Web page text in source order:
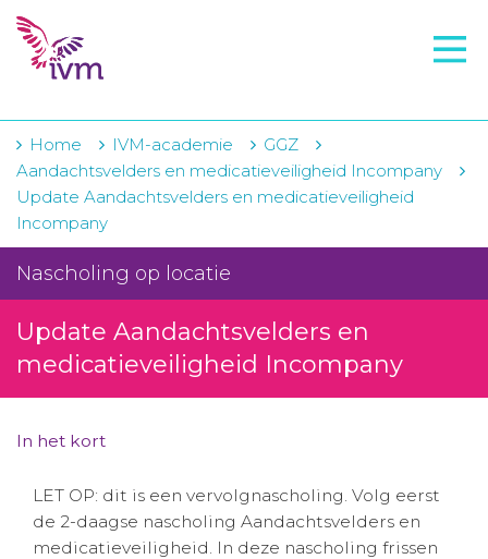
VMI
IVM-academie
Zorginstellingen
Voorschrijfgedrag
Projecten
Over IVM
Actueel
Aanmelden nieuwsbrief
Home IVM-academie
GGZ
Aandachtsvelders en medicatieveiligheid Incompany
Update Aandachtsvelders en medicatieveiligheid
Incompany
Nascholing op locatie
Update Aandachtsvelders en
medicatieveiligheid Incompany
In het kort
LET OP: dit is een vervolgnascholing. Volg eerst
de 2-daagse nascholing Aandachtsvelders en
medicatieveiligheid. In deze nascholing frissen